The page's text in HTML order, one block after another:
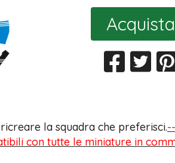
Acquista
la squadra che preferisci.
con tutte le miniature in